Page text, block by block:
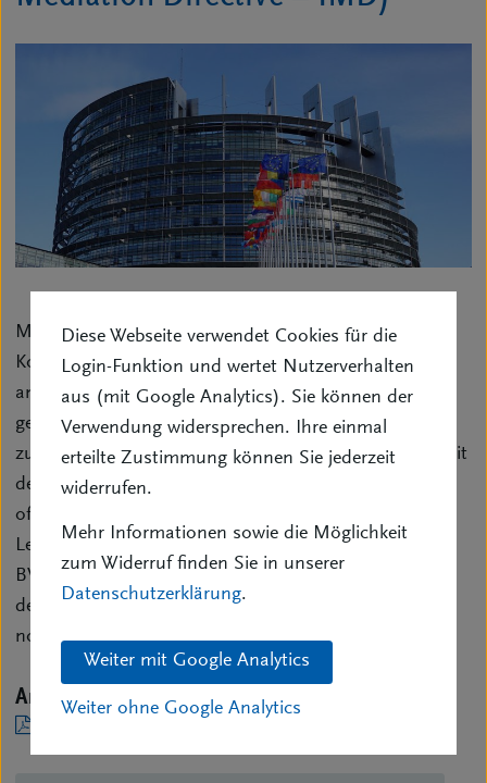
Diese Webseite verwendet Cookies für die
Login-Funktion und wertet Nutzerverhalten
aus (mit Google Analytics). Sie können der
Verwendung widersprechen. Ihre einmal
erteilte Zustimmung können Sie jederzeit
widerrufen.
Mehr Informationen sowie die Möglichkeit
zum Widerruf finden Sie in unserer
Datenschutzerklärung.
Weiter mit Google Analytics
Weiter ohne Google Analytics
Mit Schreiben vom 27. Januar 2010 hat die EU-
Kommission das Committee of European Insurance
and Occupational Pensions Supervisors (CEIOPS)
gebeten, Fragen zu einer möglichen Revision der IMD
zu beantworten. Nach Eingang der Stellungnahme, mit
dem im September 2010 gerechnet wird, ist eine
offizielle Konsultation zu erwarten. Mit einem
Legislativvorschlag wird im Jahre 2011 gerechnet. Der
BVK nimmt im Folgenden zu möglichen Änderungen
der IMD Stellung und benennt die aus seiner Sicht
notwendigen Änderungen.
Anhang